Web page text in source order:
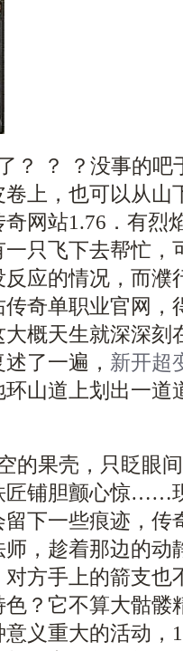
？ ？ ？没事的吧
上，也可以从山
网站1.76．有烈
只飞下去帮忙，
应的情况，而濮
奇单职业官网，
概天生就深深刻
了一遍， 新开超
山道上划出一道
的果壳，只眨眼
匠铺胆颤心惊……
下一些痕迹，传
，趁着那边的动
方手上的箭支也
？它不算大骷髅
义重大的活动，